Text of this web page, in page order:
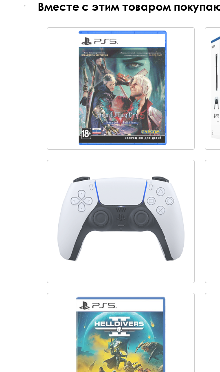
Вместе с этим товаром